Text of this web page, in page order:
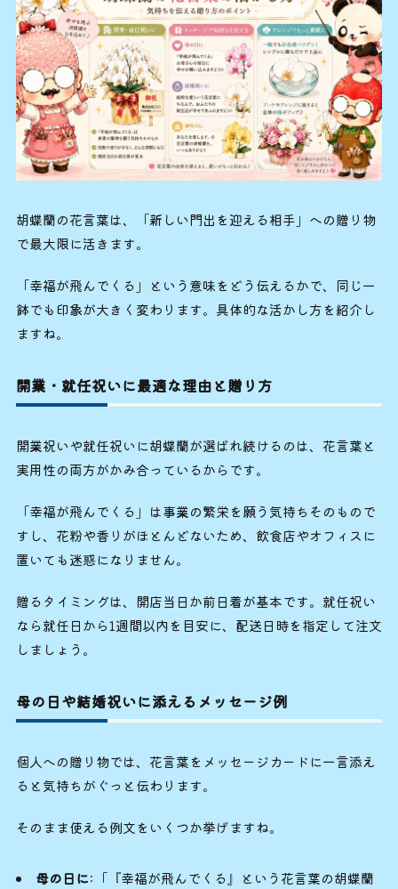
胡蝶蘭の花言葉は、「新しい門出を迎える相手」への贈り物
で最大限に活きます。
「幸福が飛んでくる」という意味をどう伝えるかで、同じ一
鉢でも印象が大きく変わります。具体的な活かし方を紹介し
ますね。
開業・就任祝いに最適な理由と贈り方
開業祝いや就任祝いに胡蝶蘭が選ばれ続けるのは、花言葉と
実用性の両方がかみ合っているからです。
「幸福が飛んでくる」は事業の繁栄を願う気持ちそのもので
すし、花粉や香りがほとんどないため、飲食店やオフィスに
置いても迷惑になりません。
贈るタイミングは、開店当日か前日着が基本です。就任祝い
なら就任日から1週間以内を目安に、配送日時を指定して注文
しましょう。
母の日や結婚祝いに添えるメッセージ例
個人への贈り物では、花言葉をメッセージカードに一言添え
ると気持ちがぐっと伝わります。
そのまま使える例文をいくつか挙げますね。
母の日に:「『幸福が飛んでくる』という花言葉の胡蝶蘭